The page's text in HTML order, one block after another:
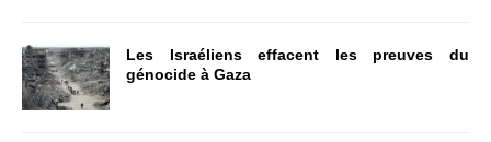
Les Israéliens effacent les preuves du
génocide à Gaza